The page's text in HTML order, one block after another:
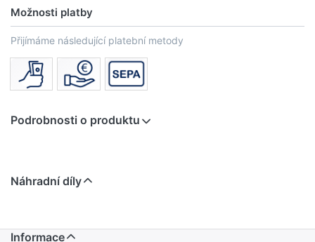
Možnosti platby
Přijímáme následující platební metody
Podrobnosti o produktu
Náhradní díly
Informace